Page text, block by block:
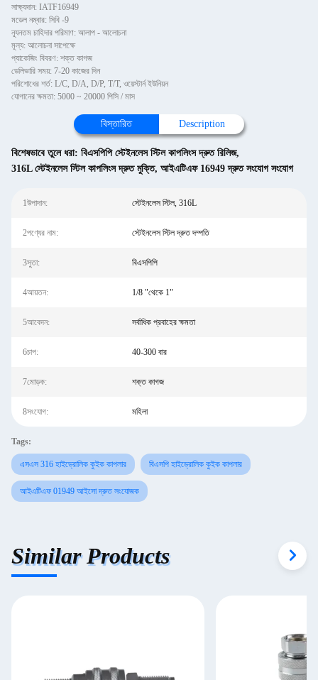
সাক্ষ্যদান: IATF16949
মডেল নম্বার: সিবি -9
ন্যূনতম চাহিদার পরিমাণ: আলাপ - আলোচনা
মূল্য: আলোচনা সাপেক্ষে
প্যাকেজিং বিবরণ: শক্ত কাগজ
ডেলিভারি সময়: 7-20 কাজের দিন
পরিশোধের শর্ত: L/C, D/A, D/P, T/T, ওয়েস্টার্ন ইউনিয়ন
যোগানের ক্ষমতা: 5000 ~ 20000 পিসি / মাস
বিস্তারিত Description
বিশেষভাবে তুলে ধরা: বিএসপিপি স্টেইনলেস স্টিল কাপলিংস দ্রুত রিলিজ,
316L স্টেইনলেস স্টিল কাপলিংস দ্রুত মুক্তি, আইএটিএফ 16949 দ্রুত সংযোগ সংযোগ
1উপাদান: স্টেইনলেস স্টিল, 316L
2পণ্যের নাম: স্টেইনলেস স্টিল দ্রুত দম্পতি
3সুতা: বিএসপিপি
4আয়তন: 1/8 "থেকে 1"
5আবেদন: সর্বাধিক প্রবাহের ক্ষমতা
6চাপ: 40-300 বার
7মোড়ক: শক্ত কাগজ
8সংযোগ: মহিলা
Tags:
এসএস 316 হাইড্রোলিক কুইক কাপলার বিএসপি হাইড্রোলিক কুইক কাপলার
আইএটিএফ 01949 আইসো দ্রুত সংযোজক
Similar Products